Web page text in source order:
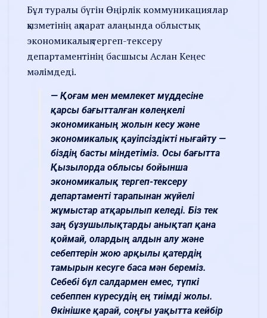
Бұл туралы бүгін Өңірлік коммуникациялар
қызметінің ақпарат алаңында облыстық
экономикалық тергеп-тексеру
департаментінің басшысы Аслан Кеңес
мәлімдеді.
— Қоғам мен мемлекет мүддесіне
қарсы бағытталған көлеңкелі
экономиканың жолын кесу және
экономикалық қауіпсіздікті нығайту —
біздің басты міндетіміз. Осы бағытта
Қызылорда облысы бойынша
экономикалық тергеп-тексеру
департаменті тарапынан жүйелі
жұмыстар атқарылып келеді. Біз тек
заң бұзушылықтарды анықтап қана
қоймай, олардың алдын алу және
себептерін жою арқылы қатердің
тамырын кесуге баса мән береміз.
Себебі бұл салдармен емес, түпкі
себеппен күресудің ең тиімді жолы.
Өкінішке қарай, соңғы уақытта кейбір